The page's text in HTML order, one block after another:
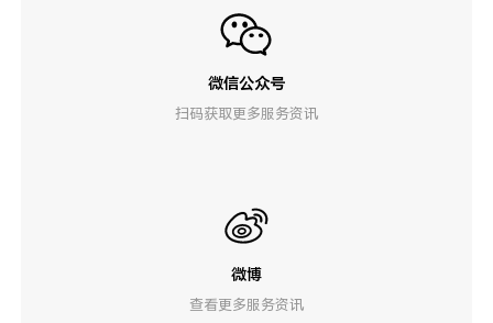
微信公众号
扫码获取更多服务资讯
微博
查看更多服务资讯